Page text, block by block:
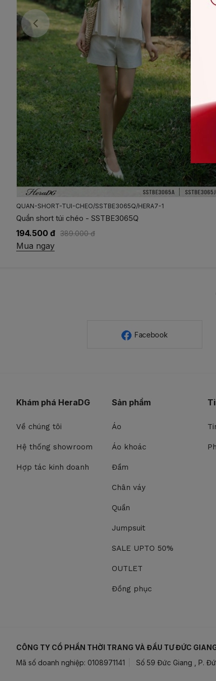
AO-CO-YEM-BUOC-NO/SSTBE3065A/HERA7-1
Áo cổ yếm buộc nơ - SSTBE3065A
194.500 đ 389.000 đ
Mua ngay
Facebook
Khám phá HeraDG
Về chúng tôi
Hệ thống showroom
Hợp tác kinh doanh
Sản phẩm
Áo
Áo khoác
Đầm
Chân váy
Quần
Jumpsuit
SALE UPTO 50%
OUTLET
Đồng phục
CÔNG TY CỔ PHẦN THỜI TRANG VÀ ĐẦU TƯ ĐỨC
Mã số doanh nghiệp: 0108971141
Số 59 Đức Giang , P.